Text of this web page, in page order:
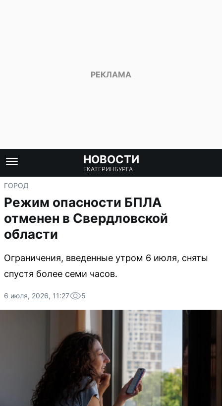
НОВОСТИ
ЕКАТЕРИНБУРГА
ГОРОД
Режим опасности БПЛА
отменен в Свердловской
области
Ограничения, введенные утром 6 июля, сняты
спустя более семи часов.
6 июля, 2026, 11:27 5